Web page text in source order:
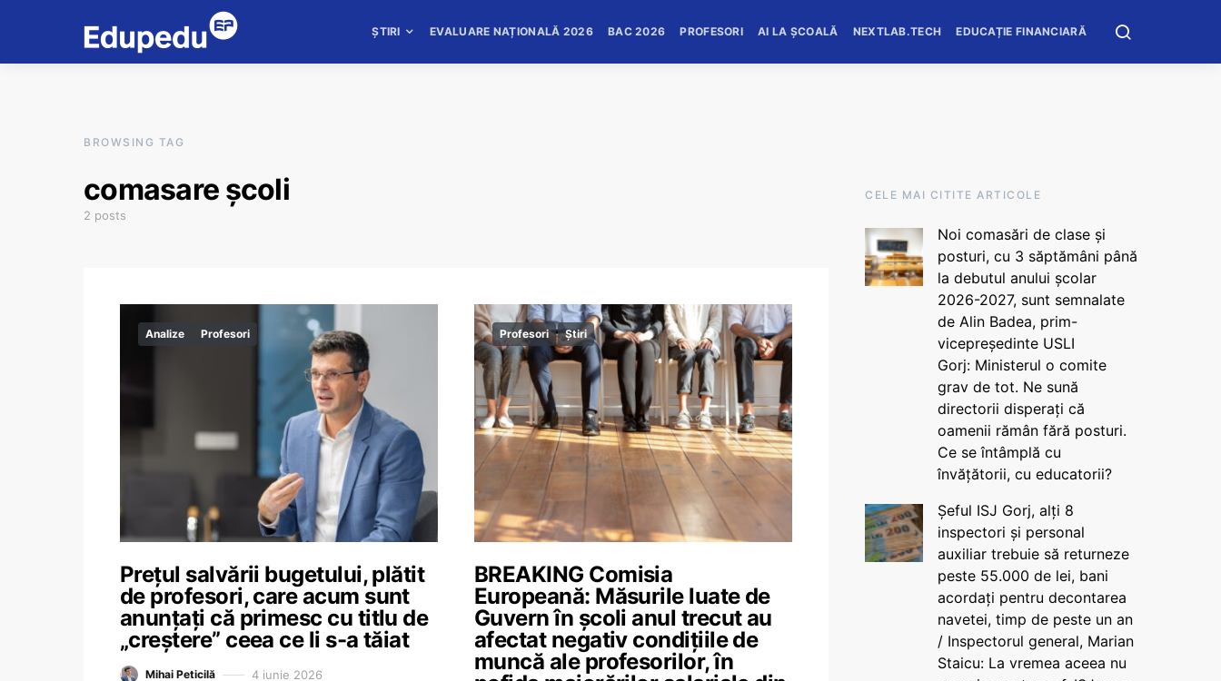
ȘTIRI EVALUARE NAȚIONALĂ 2026 BAC 2026 PROFESORI AI LA ȘCOALĂ NEXTLAB.TECH EDUCAȚIE FINANCIARĂ
BROWSING TAG
comasare școli
2 posts
Analize Profesori
Prețul salvării bugetului, plătit
de profesori, care acum sunt
anunțați că primesc cu titlu de
„creștere” ceea ce li s-a tăiat
Mihai Peticilă 4 iunie 2026
Profesori Știri
BREAKING Comisia
Europeană: Măsurile luate de
Guvern în școli anul trecut au
afectat negativ condițiile de
muncă ale profesorilor, în
CELE MAI CITITE ARTICOLE
Noi comasări de clase și
posturi, cu 3 săptămâni până
la debutul anului școlar
2026-2027, sunt semnalate
de Alin Badea, prim-
vicepreședinte USLI
Gorj: Ministerul o comite
grav de tot. Ne sună
directorii disperați că
oamenii rămân fără posturi.
Ce se întâmplă cu
învățătorii, cu educatorii?
Șeful ISJ Gorj, alți 8
inspectori și personal
auxiliar trebuie să returneze
peste 55.000 de lei, bani
acordați pentru decontarea
navetei, timp de peste un an
/ Inspectorul general, Marian
Staicu: La vremea aceea nu